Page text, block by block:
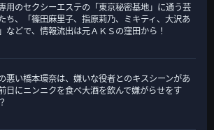
用のセクシーエステの「東京秘密基地」に通う芸
ち、「篠田麻里子、指原莉乃、ミキティ、大沢あ
などで、情報流出は元ＡＫＳの窪田から！
悪い橋本環奈は、嫌いな役者とのキスシーンがあ
日にニンニクを食べ大酒を飲んで嫌がらせをす